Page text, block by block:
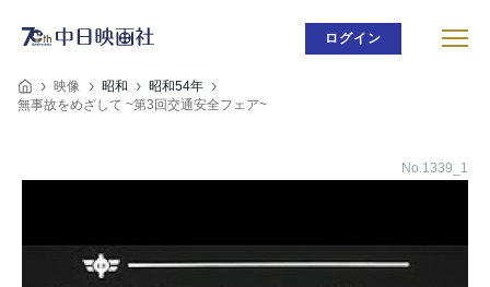
ログイン
映像 昭和
昭和54年
無事故をめざして ~第3回交通安全フェア~
No.1339_1